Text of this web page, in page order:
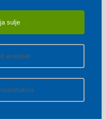
sulje
evästeet